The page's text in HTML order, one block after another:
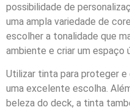
possibilidade de
uma ampla variedade de
escolher a tonalidade que
ambiente e criar um espaço
Utilizar tinta para proteger e
uma excelente escolha.
beleza do deck, a tinta